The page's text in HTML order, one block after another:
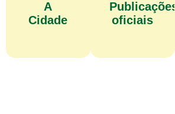
A
Cidade
Publicações
oficiais